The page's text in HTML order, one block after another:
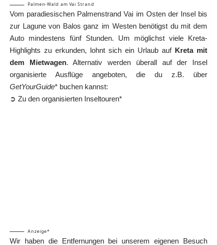
Palmen-Wald am Vai Strand
Vom paradiesischen Palmenstrand Vai im Osten der Insel bis
zur Lagune von Balos ganz im Westen benötigst du mit dem
Auto mindestens fünf Stunden. Um möglichst viele Kreta-
Highlights zu erkunden, lohnt sich ein Urlaub auf Kreta mit
dem Mietwagen. Alternativ werden überall auf der Insel
organisierte Ausflüge angeboten, die du z.B. über
GetYourGuide* buchen kannst:
➲ Zu den organisierten Inseltouren*
Anzeige*
Wir haben die Entfernungen bei unserem eigenen Besuch